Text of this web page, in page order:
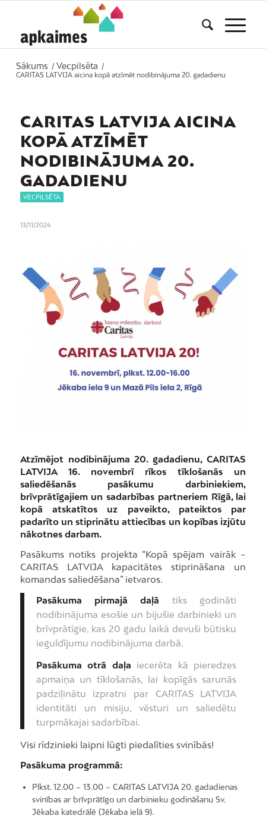
Sākums / Vecpilsēta
/
CARITAS LATVIJA aicina kopā atzīmēt nodibinājuma 20. gadadienu
CARITAS LATVIJA AICINA
KOPĀ ATZĪMĒT
NODIBINĀJUMA 20.
GADADIENU
VECPILSĒTA
13/11/2024
Atzīmējot nodibinājuma 20. gadadienu, CARITAS
LATVIJA 16. novembrī rīkos tīklošanās un
saliedēšanās pasākumu darbiniekiem,
brīvprātīgajiem un sadarbības partneriem Rīgā, lai
kopā atskatītos uz paveikto, pateiktos par
padarīto un stiprinātu attiecības un kopības izjūtu
nākotnes darbam.
Pasākums notiks projekta “Kopā spējam vairāk –
CARITAS LATVIJA kapacitātes stiprināšana un
komandas saliedēšana” ietvaros.
Pasākuma pirmajā daļā tiks godināti
nodibinājuma esošie un bijušie darbinieki un
brīvprātīgie, kas 20 gadu laikā devuši būtisku
ieguldījumu nodibinājuma darbā.
Pasākuma otrā daļa iecerēta kā pieredzes
apmaiņa un tīklošanās, lai kopīgās sarunās
padziļinātu izpratni par CARITAS LATVIJA
identitāti un misiju, vēsturi un saliedētu
turpmākajai sadarbībai.
Visi rīdzinieki laipni lūgti piedalīties svinībās!
Pasākuma programmā:
Plkst. 12.00 – 13.00 – CARITAS LATVIJA 20. gadadienas
svinības ar brīvprātīgo un darbinieku godināšanu Sv.
Jēkaba katedrālē (Jēkaba ielā 9).